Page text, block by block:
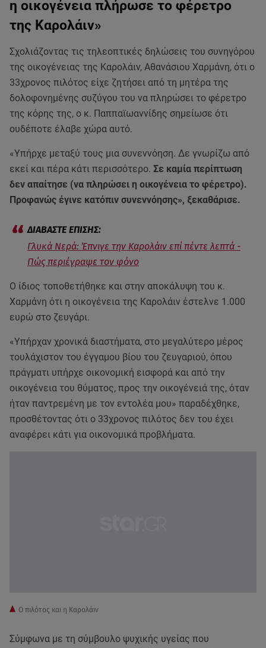
η οικογένεια πλήρωσε το φέρετρο
της Καρολάιν»
Σχολιάζοντας τις τηλεοπτικές δηλώσεις του συνηγόρου
της οικογένειας της Καρολάιν, Αθανάσιου Χαρμάνη, ότι ο
33χρονος πιλότος είχε ζητήσει από τη μητέρα της
δολοφονημένης συζύγου του να πληρώσει το φέρετρο
της κόρης της, ο κ. Παππαϊωαννίδης σημείωσε ότι
ουδέποτε έλαβε χώρα αυτό.
«Υπήρχε μεταξύ τους μια συνεννόηση. Δε γνωρίζω από
εκεί και πέρα κάτι περισσότερο. Σε καμία περίπτωση
δεν απαίτησε (να πληρώσει η οικογένεια το φέρετρο).
Προφανώς έγινε κατόπιν συνεννόησης», ξεκαθάρισε.
Γλυκά Νερά: Έπνιγε την Καρολάιν επί πέντε λεπτά -
Πώς περιέγραψε τον φόνο
Ο ίδιος τοποθετήθηκε και στην αποκάλυψη του κ.
Χαρμάνη ότι η οικογένεια της Καρολάιν έστελνε 1.000
ευρώ στο ζευγάρι.
«Υπήρχαν χρονικά διαστήματα, στο μεγαλύτερο μέρος
τουλάχιστον του έγγαμου βίου του ζευγαριού, όπου
πράγματι υπήρχε οικονομική εισφορά και από την
οικογένεια του θύματος, προς την οικογένειά της, όταν
ήταν παντρεμένη με τον εντολέα μου» παραδέχθηκε,
προσθέτοντας ότι ο 33χρονος πιλότος δεν του έχει
αναφέρει κάτι για οικονομικά προβλήματα.
Ο πιλότος και η Καρολάιν
Σύμφωνα με τη σύμβουλο ψυχικής υγείας που